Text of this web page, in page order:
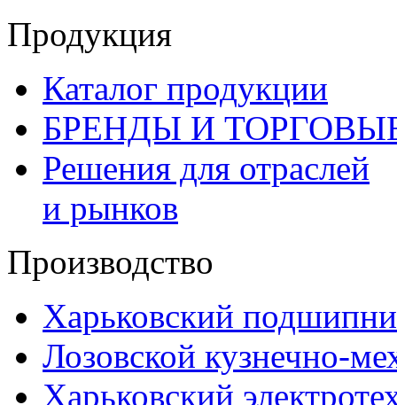
Продукция
Каталог продукции
БРЕНДЫ И
Решения для отраслей
и рынков
Производство
Харьковский
Лозовской кузнечно-
Харьковский